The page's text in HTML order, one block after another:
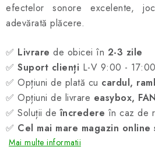
efectelor sonore excelente,
adevărată plăcere.
✅ Livrare de obicei în 2-3 zile
✅ Suport clienți L-V 9:00 - 17:00
✅ Opțiuni de plată cu cardul,
✅ Opțiuni de livrare easybox,
✅ Soluții deîncredere în caz de
✅ Cel mai mare magazin
Mai multe informatii